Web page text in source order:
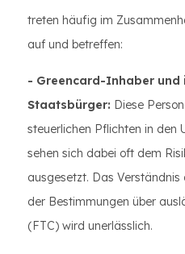
treten häufig im
auf und betreffen:
- Greencard-Inhaber und
Staatsbürger: Diese
steuerlichen Pflichten in den
sehen sich dabei oft dem
ausgesetzt. Das
der Bestimmungen über
(FTC) wird unerlässlich.